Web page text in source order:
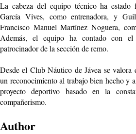
La cabeza del equipo técnico ha estado
García Vives, como entrenadora, y
Francisco Manuel Martínez Noguera,
Además, el equipo ha contado con el
patrocinador de la sección de remo.
Desde el Club Náutico de Jávea se valora
un reconocimiento al trabajo bien hecho y
proyecto deportivo basado en la
compañerismo.
Author